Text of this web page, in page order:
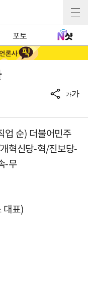
포토
가가
순) 더불어민주
혁신당-혁/진보당-
-무
표)